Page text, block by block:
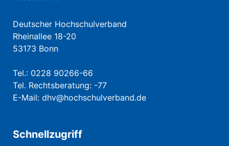
Deutscher Hochschulverband
Rheinallee 18-20
53173 Bonn
Tel.: 0228 90266-66
Tel. Rechtsberatung: -77
E-Mail: dhv@hochschulverband.de
Schnellzugriff